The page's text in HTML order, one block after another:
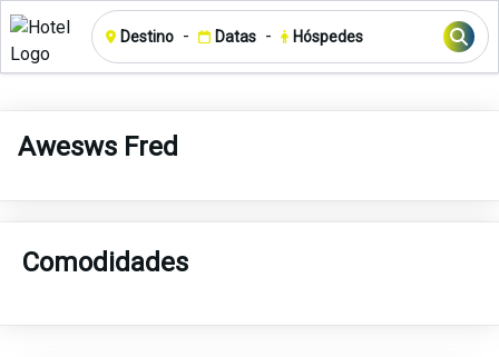
Destino - Datas - Hóspedes
Awesws Fred
Comodidades